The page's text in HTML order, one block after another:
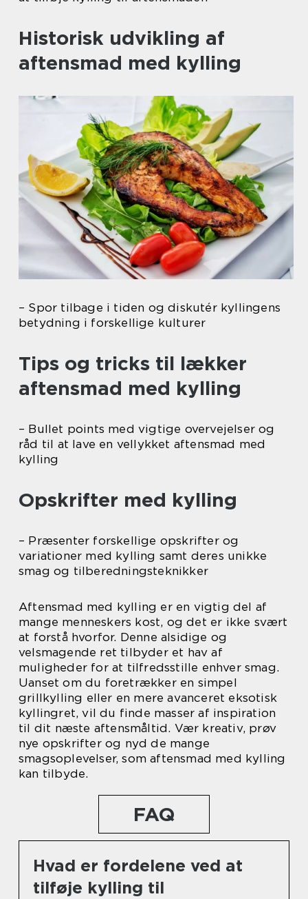
Historisk udvikling af
aftensmad med kylling
– Spor tilbage i tiden og diskutér kyllingens
betydning i forskellige kulturer
Tips og tricks til lækker
aftensmad med kylling
– Bullet points med vigtige overvejelser og
råd til at lave en vellykket aftensmad med
kylling
Opskrifter med kylling
– Præsenter forskellige opskrifter og
variationer med kylling samt deres unikke
smag og tilberedningsteknikker
Aftensmad med kylling er en vigtig del af
mange menneskers kost, og det er ikke svært
at forstå hvorfor. Denne alsidige og
velsmagende ret tilbyder et hav af
muligheder for at tilfredsstille enhver smag.
Uanset om du foretrækker en simpel
grillkylling eller en mere avanceret eksotisk
kyllingret, vil du finde masser af inspiration
til dit næste aftensmåltid. Vær kreativ, prøv
nye opskrifter og nyd de mange
smagsoplevelser, som aftensmad med kylling
kan tilbyde.
FAQ
Hvad er fordelene ved at
tilføje kylling til